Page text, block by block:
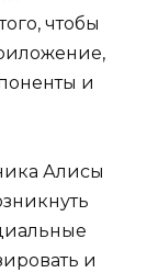
чтобы
и
Алисы
и